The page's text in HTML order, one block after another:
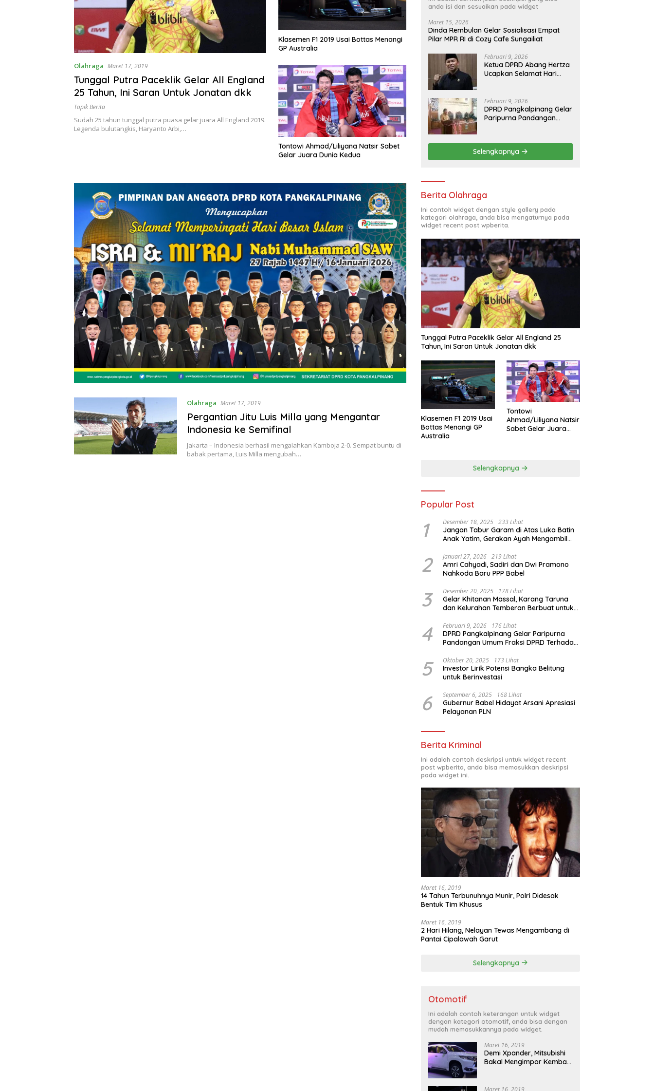
Olahraga Maret 17, 2019
Tunggal Putra Paceklik Gelar All England
25 Tahun, Ini Saran Untuk Jonatan dkk
Topik Berita
Sudah 25 tahun tunggal putra puasa gelar juara All England 2019.
Legenda bulutangkis, Haryanto Arbi,…
Klasemen F1 2019 Usai Bottas Menangi
GP Australia
Tontowi Ahmad/Liliyana Natsir Sabet
Gelar Juara Dunia Kedua
Olahraga Maret 17, 2019
Pergantian Jitu Luis Milla yang Mengantar
Indonesia ke Semifinal
Jakarta – Indonesia berhasil mengalahkan Kamboja 2-0. Sempat buntu di
babak pertama, Luis Milla mengubah…
anda isi dan sesuaikan pada widget
Maret 15, 2026
Dinda Rembulan Gelar Sosialisasi Empat
Pilar MPR RI di Cozy Cafe Sungailiat
Februari 9, 2026
Ketua DPRD Abang Hertza
Ucapkan Selamat Hari
Februari 9, 2026
DPRD Pangkalpinang Gelar
Paripurna Pandangan
Pemkot Pangkalpinang
Selengkapnya
Berita Olahraga
Ini contoh widget dengan style gallery pada
kategori olahraga, anda bisa mengaturnya pada
widget recent post wpberita.
Tunggal Putra Paceklik Gelar All England 25
Tahun, Ini Saran Untuk Jonatan dkk
Klasemen F1 2019 Usai
Bottas Menangi GP
Australia
Tontowi
Ahmad/Liliyana Natsir
Sabet Gelar Juara
Selengkapnya
Popular Post
1 Desember 18, 2025 233 Lihat
Jangan Tabur Garam di Atas Luka Batin
Anak Yatim, Gerakan Ayah Mengambil
2 Januari 27, 2026 219 Lihat
Amri Cahyadi, Sadiri dan Dwi Pramono
Nahkoda Baru PPP Babel
3 Desember 20, 2025 178 Lihat
Gelar Khitanan Massal, Karang Taruna
dan Kelurahan Temberan Berbuat untuk
4 Februari 9, 2026 176 Lihat
DPRD Pangkalpinang Gelar Paripurna
Pandangan Umum Fraksi DPRD Terhadap
5 Oktober 20, 2025 173 Lihat
Investor Lirik Potensi Bangka Belitung
untuk Berinvestasi
6 September 6, 2025 168 Lihat
Gubernur Babel Hidayat Arsani Apresiasi
Pelayanan PLN
Berita Kriminal
Ini adalah contoh deskripsi untuk widget recent
post wpberita, anda bisa memasukkan deskripsi
pada widget ini.
Maret 16, 2019
14 Tahun Terbunuhnya Munir, Polri Didesak
Bentuk Tim Khusus
Maret 16, 2019
2 Hari Hilang, Nelayan Tewas Mengambang di
Pantai Cipalawah Garut
Selengkapnya
Otomotif
Ini adalah contoh keterangan untuk widget
dengan kategori otomotif, anda bisa dengan
mudah memasukkannya pada widget.
Maret 16, 2019
Demi Xpander, Mitsubishi
Bakal Mengimpor Kembali
Maret 16, 2019